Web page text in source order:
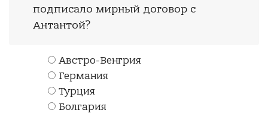
подписало мирный договор с
Антантой?
Австро-Венгрия
Германия
Турция
Болгария